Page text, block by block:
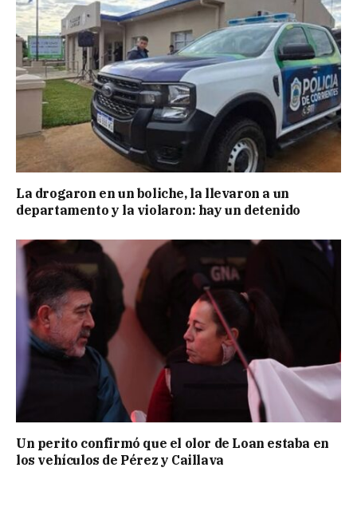
La drogaron en un boliche, la llevaron a un
departamento y la violaron: hay un detenido
Un perito confirmó que el olor de Loan estaba en
los vehículos de Pérez y Caillava